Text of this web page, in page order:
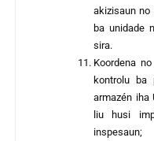
akizisaun no
ba unidade
sira.
Koordena
kontrolu ba
armazén iha
liu husi
inspesaun;